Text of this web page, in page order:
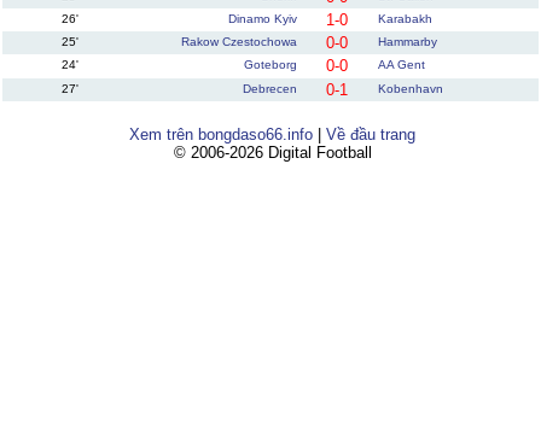
26'
Dinamo Kyiv 1-0
Karabakh
25'
Rakow Czestochowa 0-0
Hammarby
24'
Goteborg 0-0
AA Gent
27'
Debrecen 0-1 Kobenhavn
Xem trên bongdaso66.info | Về đầu trang
© 2006-2026 Digital Football